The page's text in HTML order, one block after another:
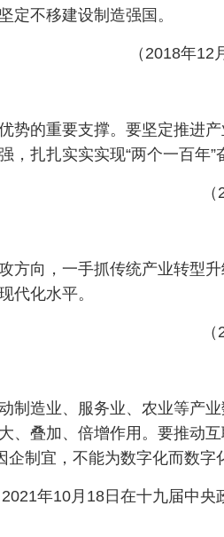
定不移建设制造强国。
（2018年12
的重要支撑。要坚定推进
扎扎实实实现“两个一百年”
方向，一手抓传统产业转型
代化水平。
造业、服务业、农业等产
叠加、倍增作用。要推动
制宜，不能为数字化而数字
2021年10月18日在十九届中